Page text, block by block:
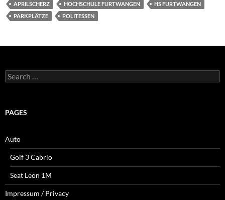
APRILSCHERZ HOCHSCHULE FURTWANGEN
HS FURTWANGEN
PARKPLÄTZE
POLITESSEN
Search
for:
PAGES
Auto
Golf 3 Cabrio
Seat Leon 1M
Impressum / Privacy